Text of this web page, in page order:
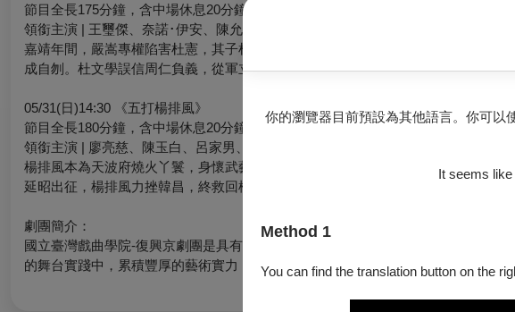
你的瀏覽器目前預設為其他語言。你可以
It seems
Method 1
You can find the translation button on the
節目全長175分鐘，含中場休息20分鐘
領銜主演 | 王璽傑、奈諾･伊安、陳允雯、呂家男
嘉靖年間，嚴嵩專權陷害杜憲，其子杜文學遭捕發配，托妻於義弟周仁。嚴府總管
成自刎。杜文學誤信周仁負義，從軍立功後重審此案，嚴年等伏法。真相大白，杜
05/31(日)14:30 《五打楊排風》
節目全長180分鐘，含中場休息20分鐘
領銜主演 | 廖亮慈、陳玉白、呂家男、朱慧敏
楊排風本為天波府燒火丫鬟，身懷武藝卻無人識。楊宗保被韓昌擄去，孟良赴府求
延昭出征，楊排風力挫韓昌，終救回楊宗保，顯露巾幗英雄本色。
劇團簡介：
國立臺灣戲曲學院-復興京劇團是具有60年以上悠久歷史之表演團隊，作為臺灣第
的舞台實踐中，累積豐厚的藝術實力，並在「繼承傳統」與「現代創新」的兩條路